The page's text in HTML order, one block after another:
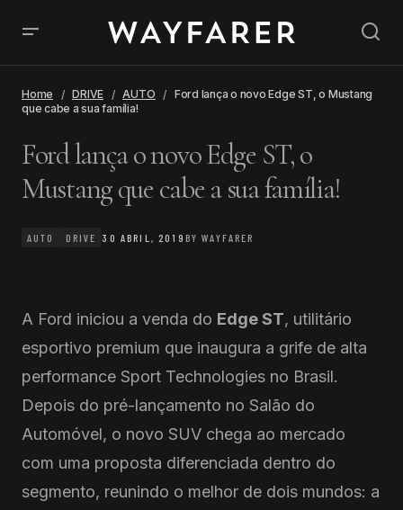
Home DRIVE AUTO
Ford lança o novo Edge ST, o Mustang
que cabe a sua família!
Ford lança o novo Edge ST, o
Mustang que cabe a sua família!
AUTO DRIVE 30 ABRIL, 2019 BY WAYFARER
A Ford iniciou a venda do Edge ST, utilitário
esportivo premium que inaugura a grife de alta
performance Sport Technologies no Brasil.
Depois do pré-lançamento no Salão do
Automóvel, o novo SUV chega ao mercado
com uma proposta diferenciada dentro do
segmento, reunindo o melhor de dois mundos: a